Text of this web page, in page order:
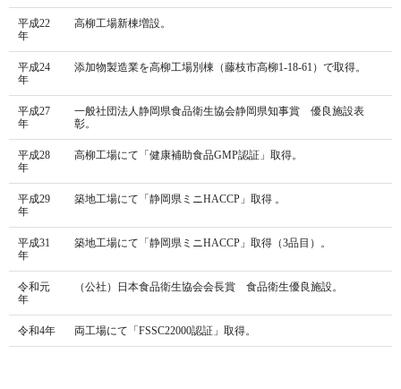
平成22
年
高柳工場新棟増設。
平成24
年
添加物製造業を高柳工場別棟（藤枝市高柳1-18-61）で取得。
平成27
年
一般社団法人静岡県食品衛生協会静岡県知事賞 優良施設表
彰。
平成28
年
高柳工場にて「健康補助食品GMP認証」取得。
平成29
年
築地工場にて「静岡県ミニHACCP」取得 。
平成31
年
築地工場にて「静岡県ミニHACCP」取得（3品目）。
令和元
年
（公社）日本食品衛生協会会長賞 食品衛生優良施設。
令和4年 両工場にて「FSSC22000認証」取得。